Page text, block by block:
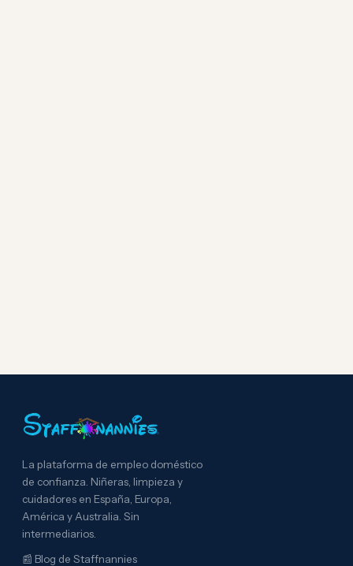
La plataforma de empleo doméstico
de confianza. Niñeras, limpieza y
cuidadores en España, Europa,
América y Australia. Sin
intermediarios.
📰 Blog de Staffnannies